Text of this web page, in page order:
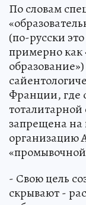
По словам
(по-русски
примерно как
Франции, где
тоталитарной
запрещена на
организацию
- Свою цель
скрывают -